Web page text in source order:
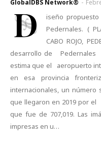
GlobalDBS Network® -
D
iseño
Pedernales. (
CABO ROJO,
desarrollo de Pedernales
estima que el aeropuerto
en esa provincia
internacionales, un
que llegaron en 2019 por
que fue de 707,019. Las
impresas en u…